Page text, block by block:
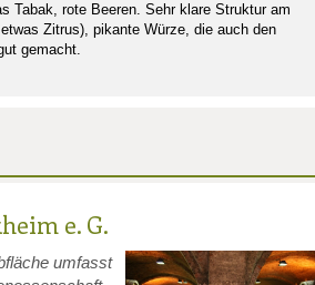
Tabak, rote Beeren. Sehr klare Struktur am
Zitrus), pikante Würze, die auch den
gemacht.
e. G.
umfasst